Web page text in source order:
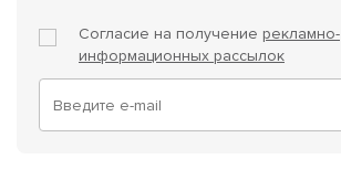
Согласие на получение рекламно-
информационных рассылок